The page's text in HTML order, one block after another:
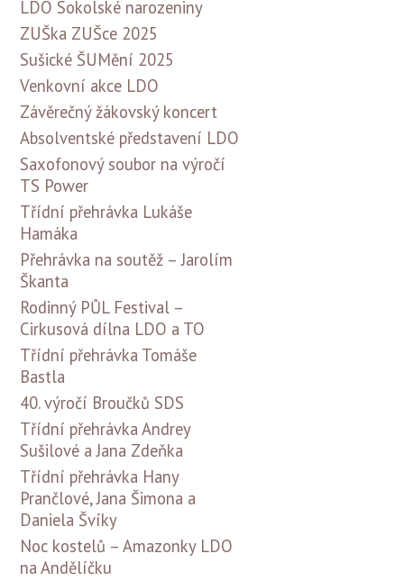
LDO Sokolské narozeniny
ZUŠka ZUŠce 2025
Sušické ŠUMění 2025
Venkovní akce LDO
Závěrečný žákovský koncert
Absolventské představení LDO
Saxofonový soubor na výročí
TS Power
Třídní přehrávka Lukáše
Hamáka
Přehrávka na soutěž – Jarolím
Škanta
Rodinný PŮL Festival –
Cirkusová dílna LDO a TO
Třídní přehrávka Tomáše
Bastla
40. výročí Broučků SDS
Třídní přehrávka Andrey
Sušilové a Jana Zdeňka
Třídní přehrávka Hany
Prančlové, Jana Šimona a
Daniela Švíky
Noc kostelů – Amazonky LDO
na Andělíčku